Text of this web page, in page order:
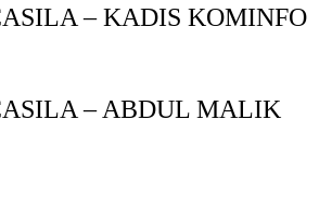
– KADIS KOMINFO
– ABDUL MALIK